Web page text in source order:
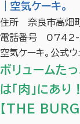
｜空気ケーキ。
住所 奈良市高畑
電話番号
空気ケーキ。公式ウ
ボリュームた
は「肉」にあり！
【THE